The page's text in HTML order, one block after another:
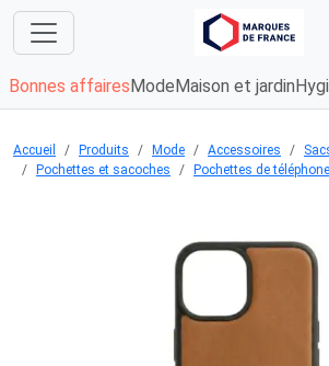
Bonnes affaires Mode Maison et jardin
Accueil Produits Mode Accessoires
Pochettes et sacoches
Pochettes de téléphone